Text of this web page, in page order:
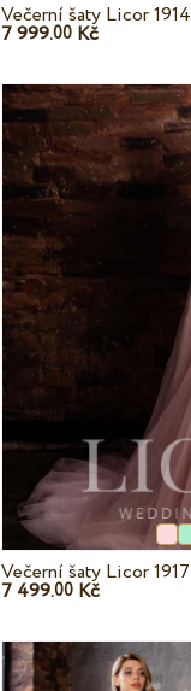
Večerní šaty Licor 1914
7 999.00 Kč
Večerní šaty Licor 1917
7 499.00 Kč